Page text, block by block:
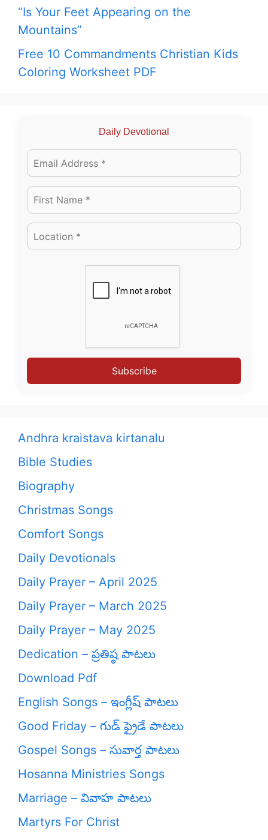
“Is Your Feet Appearing on the
Mountains”
Free 10 Commandments Christian Kids
Coloring Worksheet PDF
Daily Devotional
Subscribe
Andhra kraistava kirtanalu
Bible Studies
Biography
Christmas Songs
Comfort Songs
Daily Devotionals
Daily Prayer – April 2025
Daily Prayer – March 2025
Daily Prayer – May 2025
Dedication – ప్రతిష్ఠ పాటలు
Download Pdf
English Songs – ఇంగ్లీష్ పాటలు
Good Friday – గుడ్ ఫ్రైడే పాటలు
Gospel Songs – సువార్త పాటలు
Hosanna Ministries Songs
Marriage – వివాహ పాటలు
Martyrs For Christ